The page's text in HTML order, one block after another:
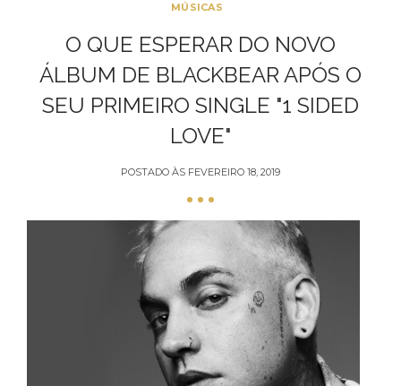
MÚSICAS
O QUE ESPERAR DO NOVO
ÁLBUM DE BLACKBEAR APÓS O
SEU PRIMEIRO SINGLE "1 SIDED
LOVE"
POSTADO ÀS FEVEREIRO 18, 2019